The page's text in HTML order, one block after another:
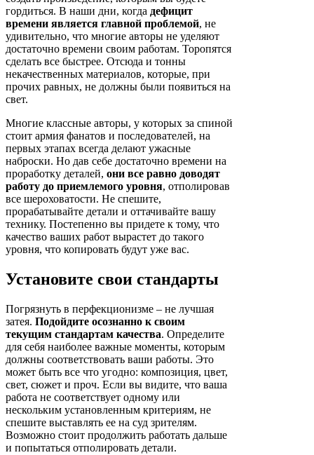
гордиться. В наши дни, когда дефицит
времени является главной проблемой, не
удивительно, что многие авторы не уделяют
достаточно времени своим работам. Торопятся
сделать все быстрее. Отсюда и тонны
некачественных материалов, которые, при
прочих равных, не должны были появиться на
свет.
Многие классные авторы, у которых за спиной
стоит армия фанатов и последователей, на
первых этапах всегда делают ужасные
наброски. Но дав себе достаточно времени на
проработку деталей, они все равно доводят
работу до приемлемого уровня, отполировав
все шероховатости. Не спешите,
прорабатывайте детали и оттачивайте вашу
технику. Постепенно вы придете к тому, что
качество ваших работ вырастет до такого
уровня, что копировать будут уже вас.
Установите свои стандарты
Погрязнуть в перфекционизме – не лучшая
затея. Подойдите осознанно к своим
текущим стандартам качества. Определите
для себя наиболее важные моменты, которым
должны соответствовать ваши работы. Это
может быть все что угодно: композиция, цвет,
свет, сюжет и проч. Если вы видите, что ваша
работа не соответствует одному или
нескольким установленным критериям, не
спешите выставлять ее на суд зрителям.
Возможно стоит продолжить работать дальше
и попытаться отполировать детали.